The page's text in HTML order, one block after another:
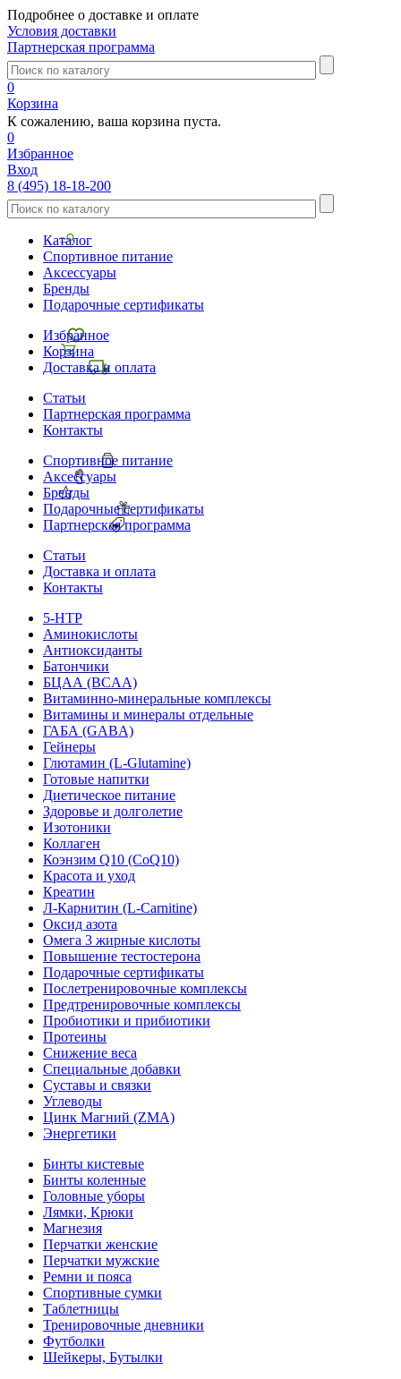
Подробнее о доставке и оплате
Условия доставки
Партнерская программа
0
Корзина
К сожалению, ваша корзина пуста.
0
Избранное
Вход
8 (495) 18-18-200
Каталог
Спортивное питание
Аксессуары
Бренды
Подарочные сертификаты
Избранное
Корзина
Доставка и оплата
Статьи
Партнерская программа
Контакты
Спортивное питание
Аксессуары
Бренды
Подарочные сертификаты
Партнерская программа
Статьи
Доставка и оплата
Контакты
5-HTP
Аминокислоты
Антиоксиданты
Батончики
БЦАА (BCAA)
Витаминно-минеральные комплексы
Витамины и минералы отдельные
ГАБА (GABA)
Гейнеры
Глютамин (L-Glutamine)
Готовые напитки
Диетическое питание
Здоровье и долголетие
Изотоники
Коллаген
Коэнзим Q10 (CoQ10)
Красота и уход
Креатин
Л-Карнитин (L-Сarnitine)
Оксид азота
Омега 3 жирные кислоты
Повышение тестостерона
Подарочные сертификаты
Послетренировочные комплексы
Предтренировочные комплексы
Пробиотики и прибиотики
Протеины
Снижение веса
Специальные добавки
Суставы и связки
Углеводы
Цинк Магний (ZMA)
Энергетики
Бинты кистевые
Бинты коленные
Головные уборы
Лямки, Крюки
Магнезия
Перчатки женские
Перчатки мужские
Ремни и пояса
Спортивные сумки
Таблетницы
Тренировочные дневники
Футболки
Шейкеры, Бутылки